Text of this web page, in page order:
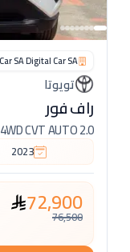
تويوتا
راف فور
2.0 LE 4WD CVT AUTO
2023
72,900
76,500